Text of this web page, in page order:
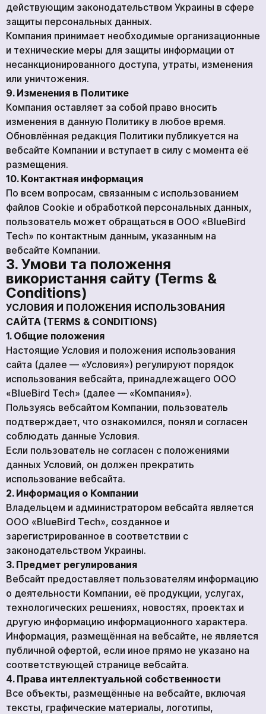
действующим законодательством Украины в сфере
защиты персональных данных.
Компания принимает необходимые организационные
и технические меры для защиты информации от
несанкционированного доступа, утраты, изменения
или уничтожения.
9. Изменения в Политике
Компания оставляет за собой право вносить
изменения в данную Политику в любое время.
Обновлённая редакция Политики публикуется на
вебсайте Компании и вступает в силу с момента её
размещения.
10. Контактная информация
По всем вопросам, связанным с использованием
файлов Cookie и обработкой персональных данных,
пользователь может обращаться в ООО «BlueBird
Tech» по контактным данным, указанным на
вебсайте Компании.
3. Умови та положення
використання сайту (Terms &
Conditions)
УСЛОВИЯ И ПОЛОЖЕНИЯ ИСПОЛЬЗОВАНИЯ
САЙТА (TERMS & CONDITIONS)
1. Общие положения
Настоящие Условия и положения использования
сайта (далее — «Условия») регулируют порядок
использования вебсайта, принадлежащего ООО
«BlueBird Tech» (далее — «Компания»).
Пользуясь вебсайтом Компании, пользователь
подтверждает, что ознакомился, понял и согласен
соблюдать данные Условия.
Если пользователь не согласен с положениями
данных Условий, он должен прекратить
использование вебсайта.
2. Информация о Компании
Владельцем и администратором вебсайта является
ООО «BlueBird Tech», созданное и
зарегистрированное в соответствии с
законодательством Украины.
3. Предмет регулирования
Вебсайт предоставляет пользователям информацию
о деятельности Компании, её продукции, услугах,
технологических решениях, новостях, проектах и
другую информацию информационного характера.
Информация, размещённая на вебсайте, не является
публичной офертой, если иное прямо не указано на
соответствующей странице вебсайта.
4. Права интеллектуальной собственности
Все объекты, размещённые на вебсайте, включая
тексты, графические материалы, логотипы,
кількох
Чтобы не ждать, вы можете связаться с нами, нажав
+38063 Показати номер
Отправить
Мы в социальних сетях
Ваш заказ принят
Ожидайте звонка. С вами свяжутся наши
специалисты!
Продолжить покупки
Ваша заявка прийнята
Ожидайте звонка. С вами свяжутся наши
специалисты!
На главную
Ваша заявка принята
Ожидайте звонка. С вами свяжутся наши